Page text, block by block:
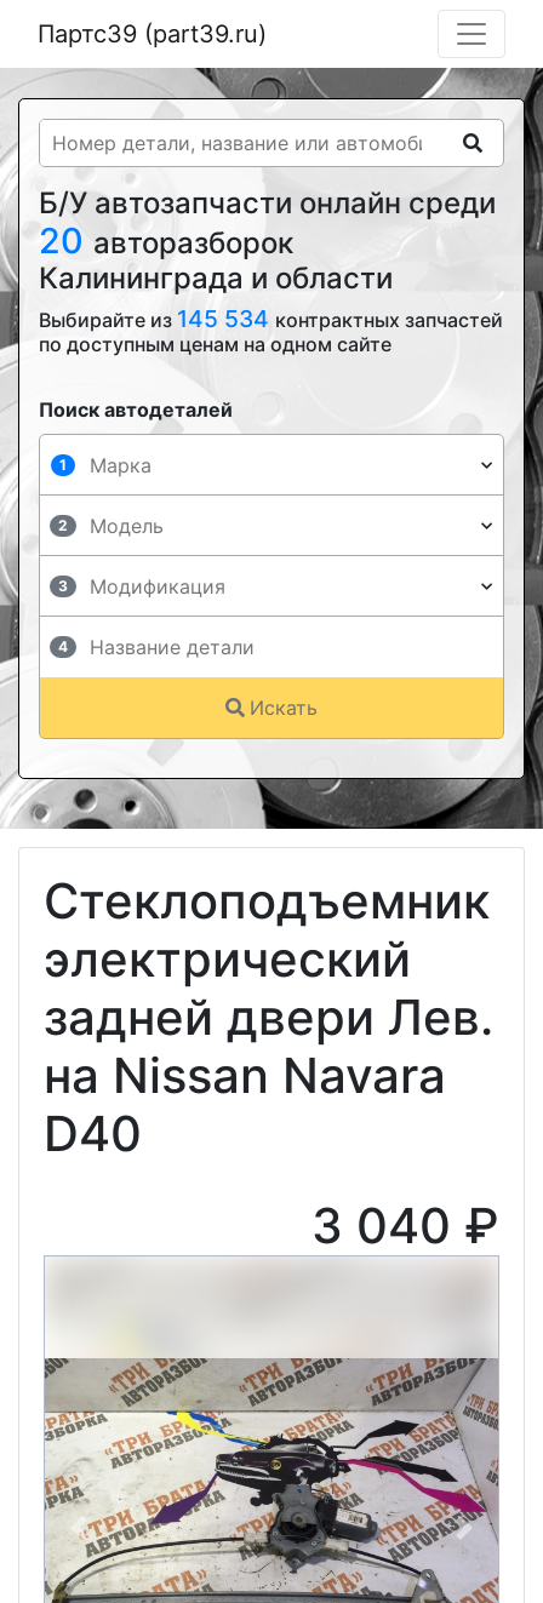
Партс39 (part39.ru)
Б/У автозапчасти онлайн среди
20 авторазборок
Калининграда и области
Выбирайте из 145 534 контрактных запчастей
по доступным ценам на одном сайте
Поиск автодеталей
1
2
3
4
Искать
Стеклоподъемник
электрический
задней двери Лев.
на Nissan Navara
D40
3 040 ₽
Previous Next